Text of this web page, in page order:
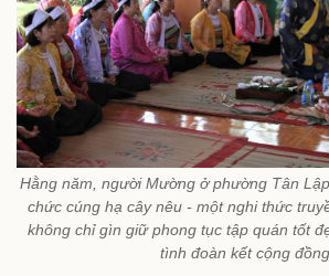
Hằng năm, người Mường ở phường Tân
chức cúng hạ cây nêu - một nghi thức
không chỉ gìn giữ phong tục tập quán tốt
tình đoàn kết cộng đồng.